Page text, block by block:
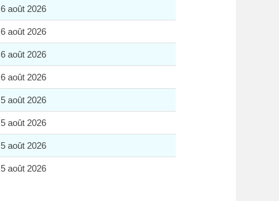
6 août 2026
6 août 2026
6 août 2026
6 août 2026
5 août 2026
5 août 2026
5 août 2026
5 août 2026